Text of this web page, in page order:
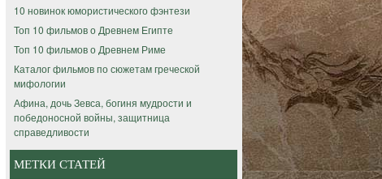
10 новинок юмористического фэнтези
Топ 10 фильмов о Древнем Египте
Топ 10 фильмов о Древнем Риме
Каталог фильмов по сюжетам греческой
мифологии
Афина, дочь Зевса, богиня мудрости и
победоносной войны, защитница
справедливости
МЕТКИ СТАТЕЙ